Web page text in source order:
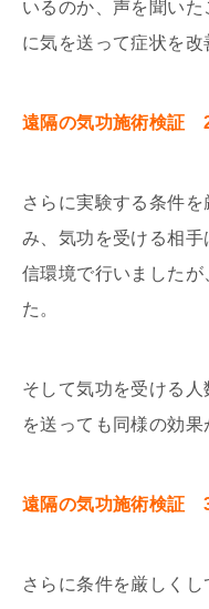
いるのか、声を聞い
に気を送って症状を改
遠隔の気功施術検証
さらに実験する条件
み、気功を受ける相
信環境で行いました
た。
そして気功を受ける
を送っても同様の効果
遠隔の気功施術検証
さらに条件を厳しく